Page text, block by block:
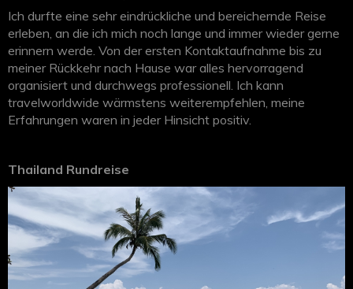
Ich durfte eine sehr eindrückliche und bereichernde Reise
erleben, an die ich mich noch lange und immer wieder gerne
erinnern werde. Von der ersten Kontaktaufnahme bis zu
meiner Rückkehr nach Hause war alles hervorragend
organisiert und durchwegs professionell. Ich kann
travelworldwide wärmstens weiterempfehlen, meine
Erfahrungen waren in jeder Hinsicht positiv.
Thailand Rundreise